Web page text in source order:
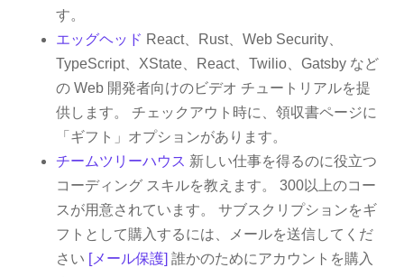
す。
エッグヘッド React、Rust、Web Security、
TypeScript、XState、React、Twilio、Gatsby など
の Web 開発者向けのビデオ チュートリアルを提
供します。 チェックアウト時に、領収書ページに
「ギフト」オプションがあります。
チームツリーハウス 新しい仕事を得るのに役立つ
コーディング スキルを教えます。 300以上のコー
スが用意されています。 サブスクリプションをギ
フトとして購入するには、メールを送信してくだ
さい [メール保護] 誰かのためにアカウントを購入